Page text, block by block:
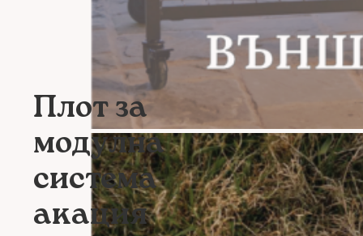
Плот за
модулна
система
акация